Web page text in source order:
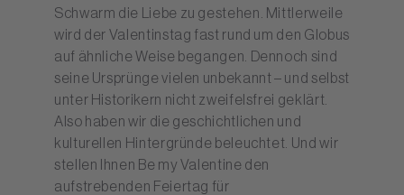
Schwarm die Liebe zu gestehen. Mittlerweile
wird der Valentinstag fast rund um den Globus
auf ähnliche Weise begangen. Dennoch sind
seine Ursprünge vielen unbekannt – und selbst
unter Historikern nicht zweifelsfrei geklärt.
Also haben wir die geschichtlichen und
kulturellen Hintergründe beleuchtet. Und wir
stellen Ihnen Be my Valentine den
aufstrebenden Feiertag für